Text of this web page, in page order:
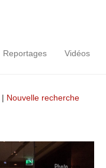
Reportages Vidéos
| Nouvelle recherche